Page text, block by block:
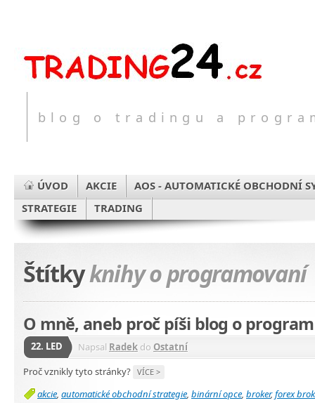
blog o tradingu a
ÚVOD AKCIE
AOS - AUTOMATICKÉ OBCHODNÍ
STRATEGIE
TRADING
Štítkyknihy o programovaní
O mně, aneb proč píši blog o
22. LED Napsal Radek do Ostatní
Proč vznikly tyto stránky? VÍCE >
akcie, automatické obchodní strategie, binární opce, broker,forex